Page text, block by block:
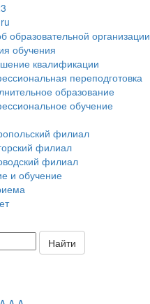
образовательной организации
обучения
квалификации
переподготовка
образование
обучение
филиал
филиал
филиал
и обучение
Найти